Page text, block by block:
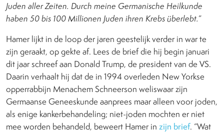
Juden aller Zeiten. Durch meine Germanische Heilkunde
haben 50 bis 100 Millionen Juden ihren Krebs überlebt.”
Hamer lijkt in de loop der jaren geestelijk verder in war te
zijn geraakt, op gekte af. Lees de brief die hij begin januari
dit jaar schreef aan Donald Trump, de president van de VS.
Daarin verhaalt hij dat de in 1994 overleden New Yorkse
opperrabbijn Menachem Schneerson weliswaar zijn
Germaanse Geneeskunde aanprees maar alleen voor joden,
als enige kankerbehandeling; niet-joden mochten er niet
mee worden behandeld, beweert Hamer in zijn brief. “Wat